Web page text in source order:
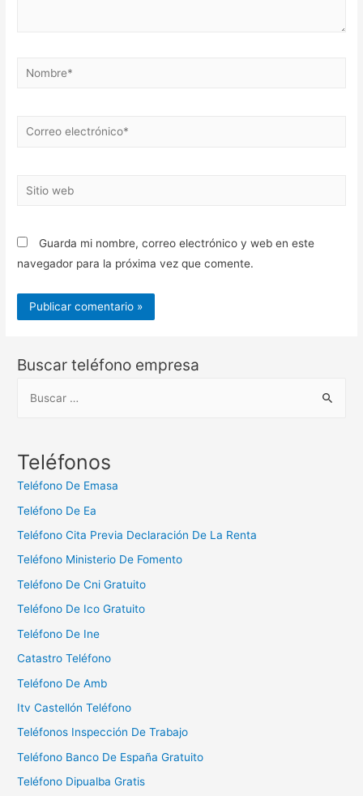
Nombre*
Correo
Sitio
Guarda mi nombre, correo electrónico y web en este
navegador para la próxima vez que comente.
Buscar teléfono empresa
c
:
Teléfonos
Teléfono De Emasa
Teléfono De Ea
Teléfono Cita Previa Declaración De La Renta
Teléfono Ministerio De Fomento
Teléfono De Cni Gratuito
Teléfono De Ico Gratuito
Teléfono De Ine
Catastro Teléfono
Teléfono De Amb
Itv Castellón Teléfono
Teléfonos Inspección De Trabajo
Teléfono Banco De España Gratuito
Teléfono Dipualba Gratis